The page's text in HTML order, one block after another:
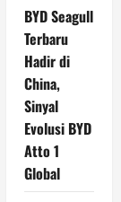
BYD Seagull
Terbaru
Hadir di
China,
Sinyal
Evolusi BYD
Atto 1
Global